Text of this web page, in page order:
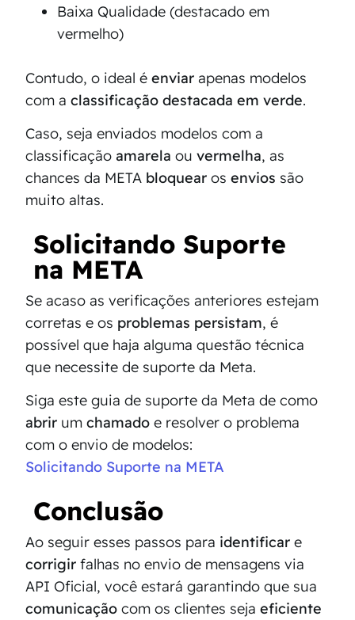
Baixa Qualidade (destacado em
vermelho)
Contudo, o ideal éenviarapenas modelos
com aclassificação destacada em verde.
Caso, seja enviados modelos com a
classificaçãoamarelaouvermelha, as
chances da META bloquearosenvios são
muito altas.
Solicitando Suporte
na META
Se acaso as verificações anteriores estejam
corretas e os problemas persistam, é
possível que haja alguma questão técnica
que necessite de suporte da Meta.
Siga este guia de suporte da Meta de como
abrir umchamadoe resolver o problema
com o envio de modelos:
Solicitando Suporte na META
Conclusão
Ao seguir esses passos para identificare
corrigirfalhas no envio de mensagens via
API Oficial, você estará garantindo que sua
comunicaçãocom os clientes sejaeficiente